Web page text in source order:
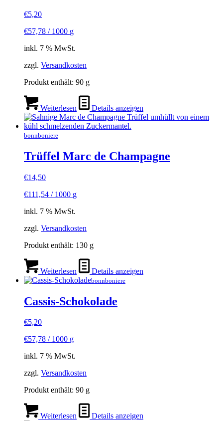
€5,20
€57,78 / 1000 g
inkl. 7 % MwSt.
zzgl. Versandkosten
Produkt enthält: 90 g
Weiterlesen Details anzeigen
bonnboniere
Trüffel Marc de Champagne
€14,50
€111,54 / 1000 g
inkl. 7 % MwSt.
zzgl. Versandkosten
Produkt enthält: 130 g
Weiterlesen Details anzeigen
bonnboniere
Cassis-Schokolade
€5,20
€57,78 / 1000 g
inkl. 7 % MwSt.
zzgl. Versandkosten
Produkt enthält: 90 g
Weiterlesen Details anzeigen